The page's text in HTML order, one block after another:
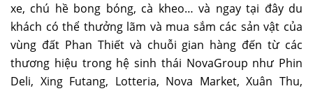
xe, chú hề bong bóng, cà kheo… và ngay tại đây du
khách có thể thưởng lãm và mua sắm các sản vật của
vùng đất Phan Thiết và chuỗi gian hàng đến từ các
thương hiệu trong hệ sinh thái NovaGroup như Phin
Deli, Xing Futang, Lotteria, Nova Market, Xuân Thu,